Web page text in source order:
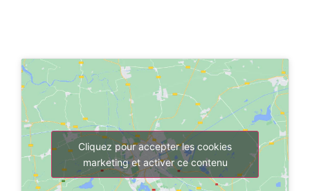
Cliquez pour accepter les cookies
marketing et activer ce contenu